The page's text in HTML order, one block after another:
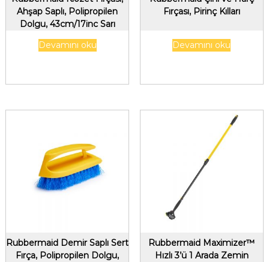
Ahşap Saplı, Polipropilen
Dolgu, 43cm/17inc Sarı
Devamını oku
Fırçası, Pirinç Kılları
Devamını oku
Rubbermaid Demir Saplı Sert
Fırça, Polipropilen Dolgu,
Rubbermaid Maximizer™
Hızlı 3’ü 1 Arada Zemin